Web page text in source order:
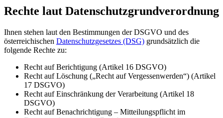
Rechte laut Datenschutzgrundverordnung
Ihnen stehen laut den Bestimmungen der DSGVO und des
österreichischen Datenschutzgesetzes (DSG) grundsätzlich die
folgende Rechte zu:
Recht auf Berichtigung (Artikel 16 DSGVO)
Recht auf Löschung („Recht auf Vergessenwerden“) (Artikel
17 DSGVO)
Recht auf Einschränkung der Verarbeitung (Artikel 18
DSGVO)
Recht auf Benachrichtigung – Mitteilungspflicht im